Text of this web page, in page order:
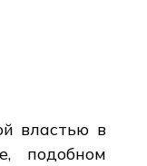
властью в
подобном